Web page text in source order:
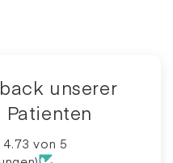
unserer
Patienten
4.73 von 5